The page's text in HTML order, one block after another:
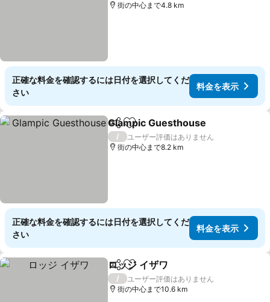
街の中心まで4.8 km
正確な料金を確認するには日付を選択してくだ
さい
料金を表示
シェアお気に入りに追加
Glampic Guesthouse
/
ユーザー評価はありません
街の中心まで8.2 km
正確な料金を確認するには日付を選択してくだ
さい
料金を表示
シェアお気に入りに追加
ロッジ イザワ
/
ユーザー評価はありません
街の中心まで10.6 km